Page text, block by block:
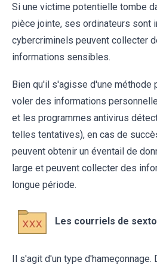
Si une victime potentielle tombe
pièce jointe, ses ordinateurs sont
cybercriminels peuvent collecter
informations sensibles.
Bien qu'il s'agisse d'une méthode
voler des informations
et les programmes antivirus
telles tentatives), en cas de
peuvent obtenir un éventail de
large et peuvent collecter des
longue période.
Les courriels de
Il s'agit d'un type d'hameçonnage.